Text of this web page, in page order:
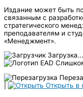
Издание может быть
связанным с
стратегического
преподавателям и
«Менеджмент».
Загрузка...
Открыть в